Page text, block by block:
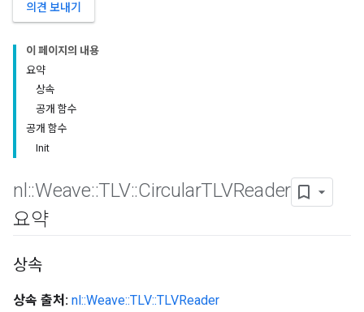
의견 보내기
이 페이지의 내용
요약
상속
공개 함수
공개 함수
Init
nl ::Weave::TLV::CircularTLVReader
요약
상속
상속 출처: nl::Weave::TLV::TLVReader